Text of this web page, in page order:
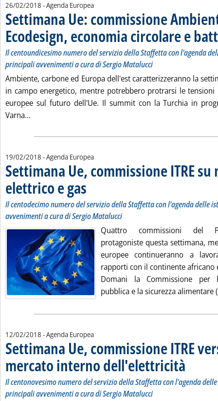
26/02/2018 - Agenda Europea
Settimana Ue: commissione
Ecodesign, economia circolare e
Il centoundicesimo numero del servizio della Staffetta con l'agenda
principali avvenimenti a cura di Sergio Matalucci
Ambiente, carbone ed Europa dell'est caratterizzeranno la
in campo energetico, mentre potrebbero protrarsi le
europee sul futuro dell'Ue. Il summit con la Turchia in
Varna...
19/02/2018 - Agenda Europea
Settimana Ue, commissione ITRE su
elettrico e gas
Il centodecimo numero del servizio della Staffetta con l'agenda delle
avvenimenti a cura di Sergio Matalucci
Quattro commissioni del
protagoniste questa settimana,
europee continueranno a
rapporti con il continente africano
Domani la Commissione per
pubblica e la sicurezza alimentare
12/02/2018 - Agenda Europea
Settimana Ue, commissione ITRE
mercato interno dell'elettricità
Il centonovesimo numero del servizio della Staffetta con l'agenda
principali avvenimenti a cura di Sergio Matalucci